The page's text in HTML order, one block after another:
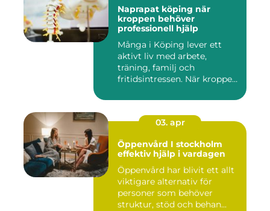
Naprapat köping när
kroppen behöver
professionell hjälp
Många i Köping lever ett
aktivt liv med arbete,
träning, familj och
fritidsintressen. När kroppen
03. apr
Öppenvård I stockholm
effektiv hjälp i vardagen
Öppenvård har blivit ett allt
viktigare alternativ för
personer som behöver
struktur, stöd och behan...